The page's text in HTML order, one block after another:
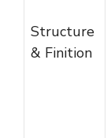
Structure
& Finition